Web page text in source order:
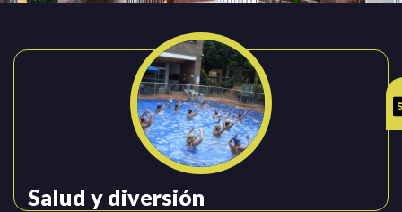
Salud y diversión